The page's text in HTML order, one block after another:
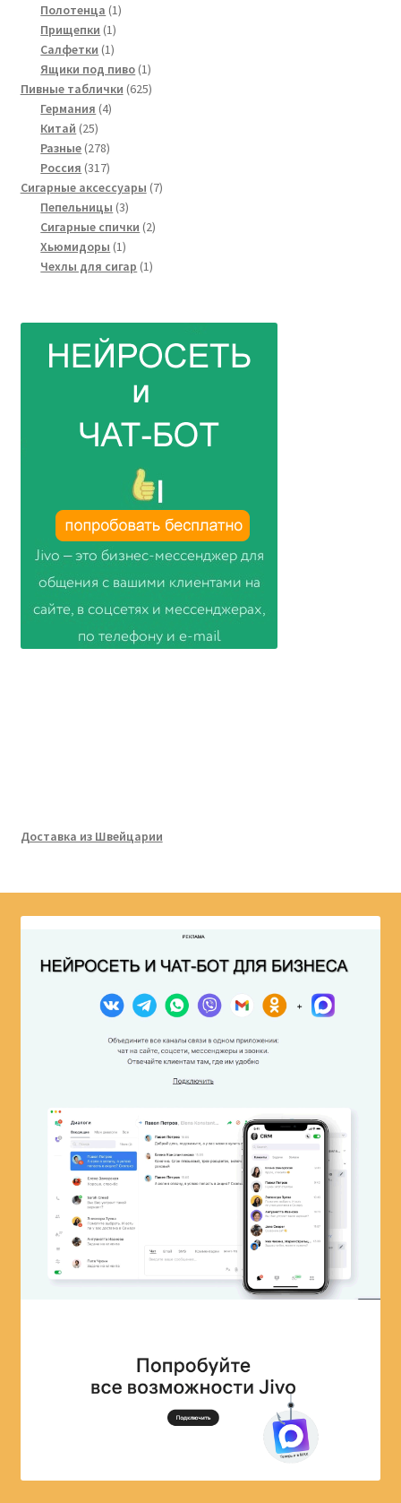
товар
Полотенца 11
Прищепки 11
товар
Салфетки 11
товар
Ящики под пиво 11
товар
Пивные таблички 625625
Германия 44
Китай 2525
товаров
Разные 278278
товаров
Россия 317317
товаров
Сигарные аксессуары 77
Пепельницы 33
товара
Сигарные спички 22
Хьюмидоры 11
товар
Чехлы для сигар 11
Доставка из Швейцарии